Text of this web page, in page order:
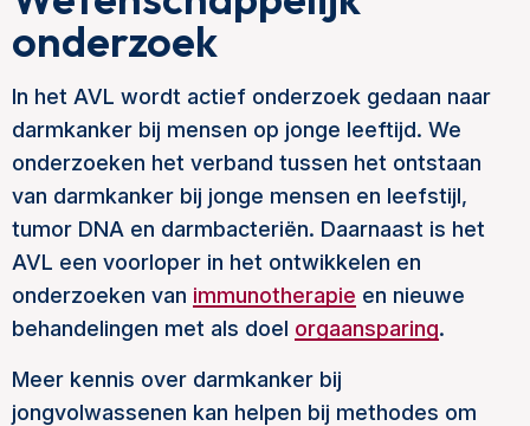
onderzoek
In het AVL wordt actief onderzoek gedaan naar
darmkanker bij mensen op jonge leeftijd. We
onderzoeken het verband tussen het ontstaan
van darmkanker bij jonge mensen en leefstijl,
tumor DNA en darmbacteriën. Daarnaast is het
AVL een voorloper in het ontwikkelen en
onderzoeken van immunotherapie en nieuwe
behandelingen met als doel orgaansparing.
Meer kennis over darmkanker bij
jongvolwassenen kan helpen bij methodes om